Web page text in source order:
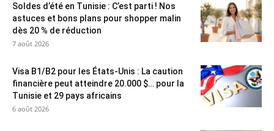
Soldes d’été en Tunisie : C’est parti ! Nos
astuces et bons plans pour shopper malin
dès 20 % de réduction
7 août 2026
Visa B1/B2 pour les États-Unis : La caution
financière peut atteindre 20.000 $… pour la
Tunisie et 29 pays africains
6 août 2026